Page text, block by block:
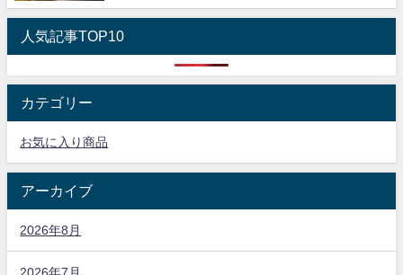
人気記事TOP10
カテゴリー
お気に入り商品
アーカイブ
2026年8月
2026年7月